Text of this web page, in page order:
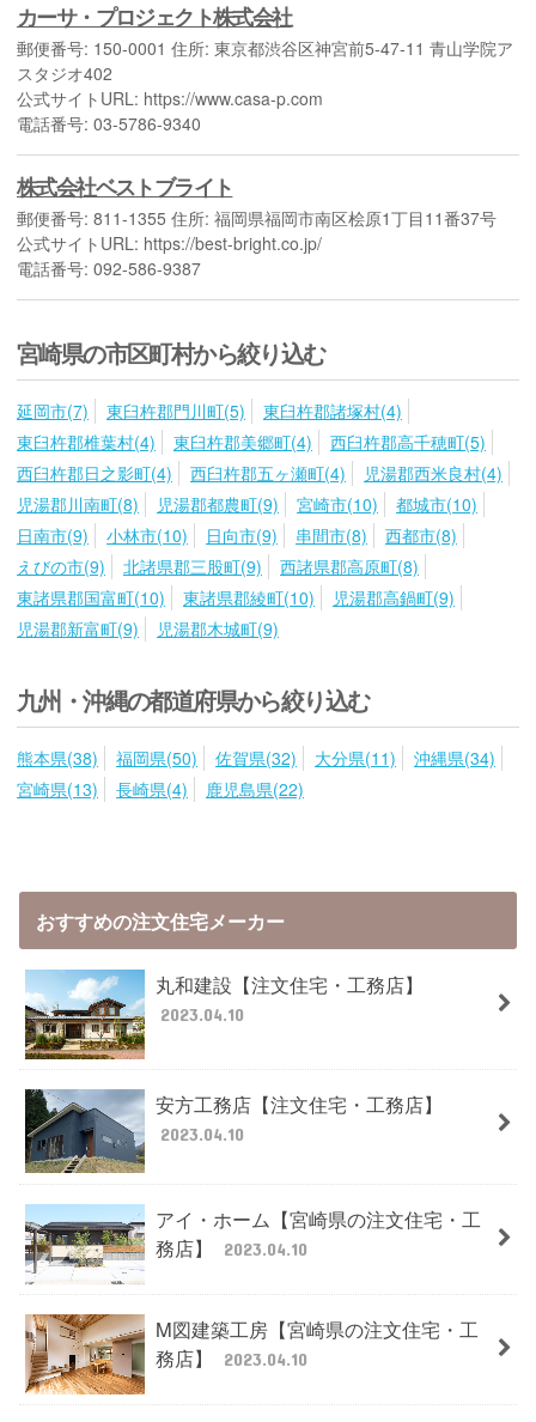
カーサ・プロジェクト株式会社
郵便番号: 150-0001 住所: 東京都渋谷区神宮前5-47-11 青山学院ア
スタジオ402
公式サイトURL: https://www.casa-p.com
電話番号: 03-5786-9340
株式会社ベストブライト
郵便番号: 811-1355 住所: 福岡県福岡市南区桧原1丁目11番37号
公式サイトURL: https://best-bright.co.jp/
電話番号: 092-586-9387
宮崎県の市区町村から絞り込む
延岡市(7) 東臼杵郡門川町(5)
東臼杵郡諸塚村(4)
東臼杵郡椎葉村(4)
東臼杵郡美郷町(4)
西臼杵郡高千穂町(5)
西臼杵郡日之影町(4)
西臼杵郡五ヶ瀬町(4)
児湯郡西米良村(4)
児湯郡川南町(8)
児湯郡都農町(9) 宮崎市(10)
都城市(10)
日南市(9)
小林市(10) 日向市(9) 串間市(8)
西都市(8)
えびの市(9)
北諸県郡三股町(9)
西諸県郡高原町(8)
東諸県郡国富町(10)
東諸県郡綾町(10)
児湯郡高鍋町(9)
児湯郡新富町(9)
児湯郡木城町(9)
九州・沖縄の都道府県から絞り込む
熊本県(38) 福岡県(50) 佐賀県(32) 大分県(11)
沖縄県(34)
宮崎県(13)
長崎県(4) 鹿児島県(22)
おすすめの注文住宅メーカー
丸和建設【注文住宅・工務店】
2023.04.10
安方工務店【注文住宅・工務店】
2023.04.10
アイ・ホーム【宮崎県の注文住宅・工
務店】
2023.04.10
M図建築工房【宮崎県の注文住宅・工
務店】
2023.04.10